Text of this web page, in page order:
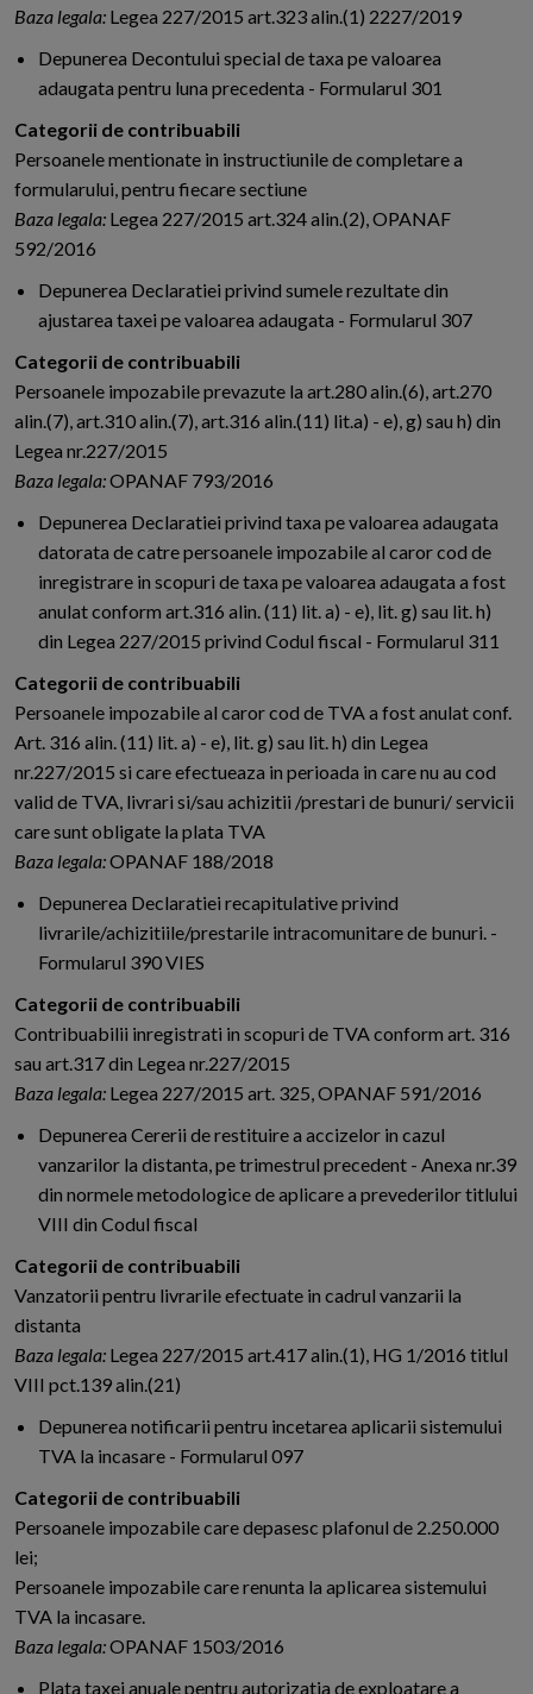
Baza legala: Legea 227/2015 art.323 alin.(1) 2227/2019
Depunerea Decontului special de taxa pe valoarea
adaugata pentru luna precedenta - Formularul 301
Categorii de contribuabili
Persoanele mentionate in instructiunile de completare a
formularului, pentru fiecare sectiune
Baza legala: Legea 227/2015 art.324 alin.(2), OPANAF
592/2016
Depunerea Declaratiei privind sumele rezultate din
ajustarea taxei pe valoarea adaugata - Formularul 307
Categorii de contribuabili
Persoanele impozabile prevazute la art.280 alin.(6), art.270
alin.(7), art.310 alin.(7), art.316 alin.(11) lit.a) - e), g) sau h) din
Legea nr.227/2015
Baza legala:OPANAF 793/2016
Depunerea Declaratiei privind taxa pe valoarea adaugata
datorata de catre persoanele impozabile al caror cod de
inregistrare in scopuri de taxa pe valoarea adaugata a fost
anulat conform art.316 alin. (11) lit. a) - e), lit. g) sau lit. h)
din Legea 227/2015 privind Codul fiscal - Formularul 311
Categorii de contribuabili
Persoanele impozabile al caror cod de TVA a fost anulat conf.
Art. 316 alin. (11) lit. a) - e), lit. g) sau lit. h) din Legea
nr.227/2015 si care efectueaza in perioada in care nu au cod
valid de TVA, livrari si/sau achizitii /prestari de bunuri/ servicii
care sunt obligate la plata TVA
Baza legala:OPANAF 188/2018
Depunerea Declaratiei recapitulative privind
livrarile/achizitiile/prestarile intracomunitare de bunuri. -
Formularul 390 VIES
Categorii de contribuabili
Contribuabilii inregistrati in scopuri de TVA conform art. 316
sau art.317 din Legea nr.227/2015
Baza legala: Legea 227/2015 art. 325, OPANAF 591/2016
Depunerea Cererii de restituire a accizelor in cazul
vanzarilor la distanta, pe trimestrul precedent - Anexa nr.39
din normele metodologice de aplicare a prevederilor titlului
VIII din Codul fiscal
Categorii de contribuabili
Vanzatorii pentru livrarile efectuate in cadrul vanzarii la
distanta
Baza legala: Legea 227/2015 art.417 alin.(1), HG 1/2016 titlul
VIII pct.139 alin.(21)
Depunerea notificarii pentru incetarea aplicarii sistemului
TVA la incasare - Formularul 097
Categorii de contribuabili
Persoanele impozabile care depasesc plafonul de 2.250.000
lei;
Persoanele impozabile care renunta la aplicarea sistemului
TVA la incasare.
Baza legala:OPANAF 1503/2016
Plata taxei anuale pentru autorizatia de exploatare a